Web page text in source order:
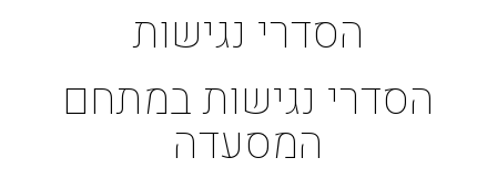
הסדרי נגישות
הסדרי נגישות במתחם
המסעדה